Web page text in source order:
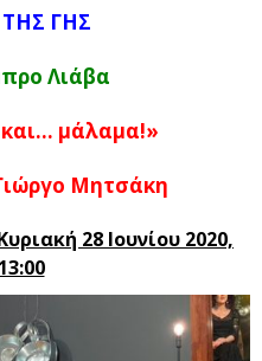
ΓΗΣ
Λιάβα
μάλαμα!»
Μητσάκη
28 Ιουνίου 2020,